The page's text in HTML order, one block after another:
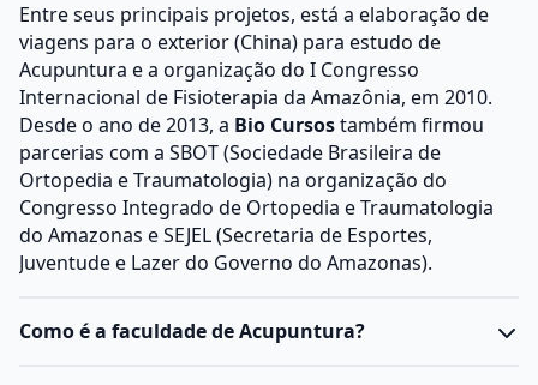
Entre seus principais projetos, está a elaboração de
viagens para o exterior (China) para estudo de
Acupuntura e a organização do I Congresso
Internacional de Fisioterapia da Amazônia, em 2010.
Desde o ano de 2013, a Bio Cursostambém firmou
parcerias com a SBOT (Sociedade Brasileira de
Ortopedia e Traumatologia) na organização do
Congresso Integrado de Ortopedia e Traumatologia
do Amazonas e SEJEL (Secretaria de Esportes,
Juventude e Lazer do Governo do Amazonas).
Como é a faculdade de Acupuntura?